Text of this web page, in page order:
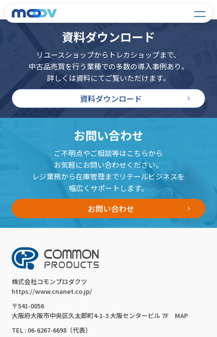
資料ダウンロード
リユースショップからトレカショップまで、
中古品売買を行う業種での多数の導入事例あり。
詳しくは資料にてご覧いただけます。
資料ダウンロード
お問い合わせ
ご不明点やご相談等はこちらから
お気軽にお問い合わせください。
レジ業務から在庫管理までリテールビジネスを
幅広くサポートします。
お問い合わせ
株式会社コモンプロダクツ
https://www.cnanet.co.jp/
〒541-0056
大阪府大阪市中央区久太郎町4-1-3 大阪センタービル 7F
MAP
TEL : 06-6267-6698（代表）